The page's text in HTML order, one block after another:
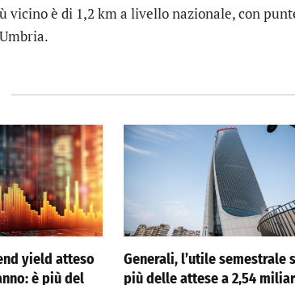
vicino è di 1,2 km a livello nazionale, con
yield atteso
è più del
Generali, l’utile semestrale
più delle attese a 2,54